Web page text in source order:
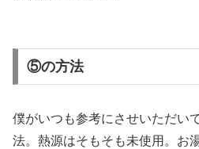
⑤の方法
僕がいつも参考にさせいただい
法。熱源はそもそも未使用。お